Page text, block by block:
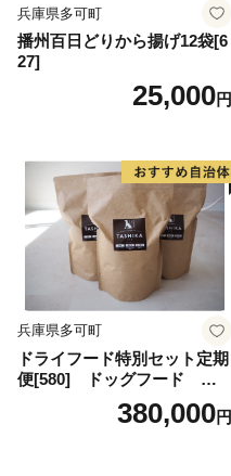
兵庫県多可町
播州百日どりから揚げ12袋[6
27]
25,000円
兵庫県多可町
ドライフード特別セット定期
便[580] ドッグフード 無
380,000円